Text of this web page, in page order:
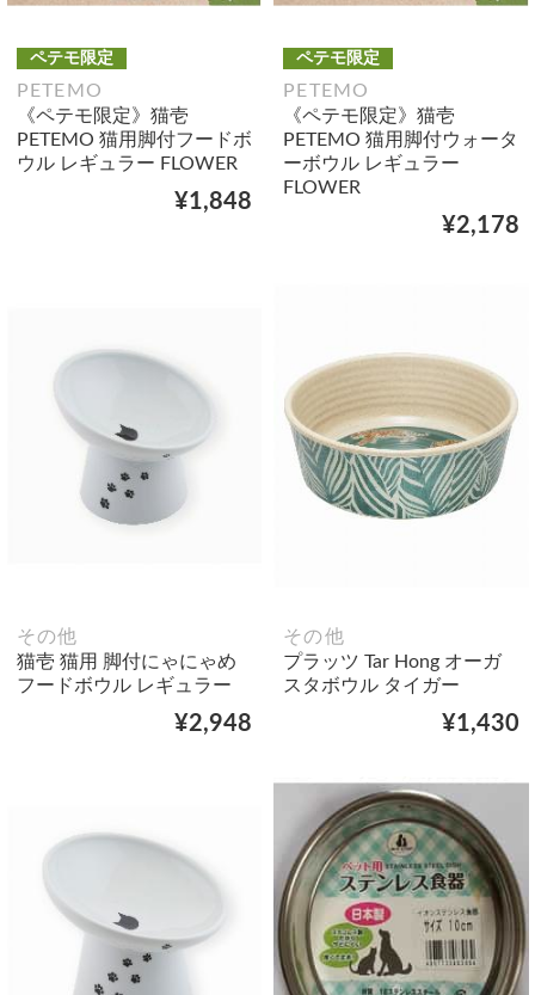
ペテモ限定
PETEMO
《ペテモ限定》猫壱
PETEMO 猫用脚付フードボ
ウル レギュラー FLOWER
¥1,848
ペテモ限定
PETEMO
《ペテモ限定》猫壱
PETEMO 猫用脚付ウォータ
ーボウル レギュラー
FLOWER
¥2,178
その他
猫壱 猫用 脚付にゃにゃめ
フードボウル レギュラー
¥2,948
その他
プラッツ Tar Hong オーガ
スタボウル タイガー
¥1,430